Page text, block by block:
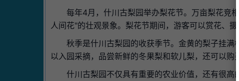
每年4月，什川古梨园举办梨花节。万亩梨花竞
人间花"的壮观景象。梨花节期间，游客可以赏花、
秋季是什川古梨园的收获季节。金黄的梨子挂满
以入园采摘，品尝新鲜的冬果梨和软儿梨，还可以购
什川古梨园不仅具有重要的农业价值，还有很高